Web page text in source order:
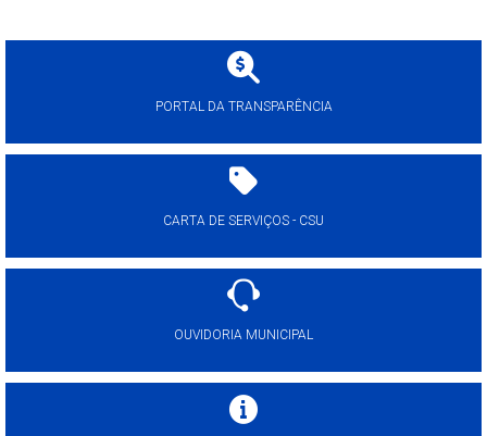
PORTAL DA TRANSPARÊNCIA
CARTA DE SERVIÇOS - CSU
OUVIDORIA MUNICIPAL